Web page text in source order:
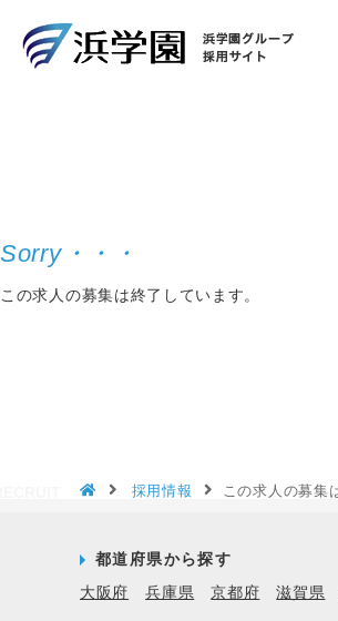
この求人の募集は終了しています。
採用情報 この求人の募集
都道府県から探す
大阪府
兵庫県 京都府 滋賀県